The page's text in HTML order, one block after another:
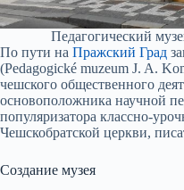
Педагогический
По пути на Пражский Град
(Pedagogické muzeum J. A.
чешского общественного
основоположника научной
популяризатора классно-
Чешскобратской церкви,
Создание музея